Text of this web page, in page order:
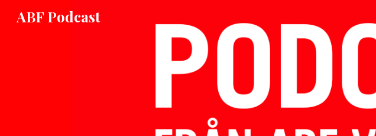
Skip to main content
ABF Podcast